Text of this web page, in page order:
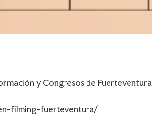
y Congresos de Fuerteventura
filming-fuerteventura/